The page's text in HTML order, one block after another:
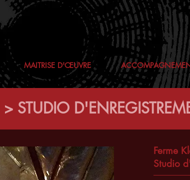
MAITRISE D'ŒUVRE
> STUDIO
Ferme
Studio